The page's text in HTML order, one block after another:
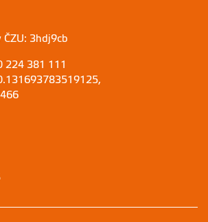
ČZU: 3hdj9cb
224 381 111